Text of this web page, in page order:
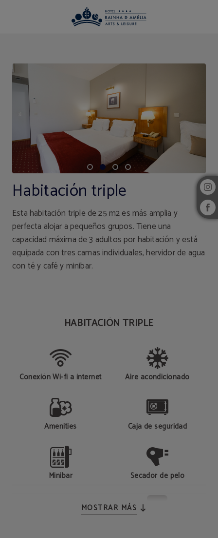
Habitación triple
Esta habitación triple de 25 m2 es más amplia y
perfecta alojar a pequeños grupos. Tiene una
capacidad máxima de 3 adultos por habitación y está
equipada con tres camas individuales, hervidor de agua
con té y café y minibar.
HABITACIÓN TRIPLE
Conexión Wi-fi a internet Aire acondicionado
Amenities Caja de seguridad
Minibar Secador de pelo
MOSTRAR MÁS